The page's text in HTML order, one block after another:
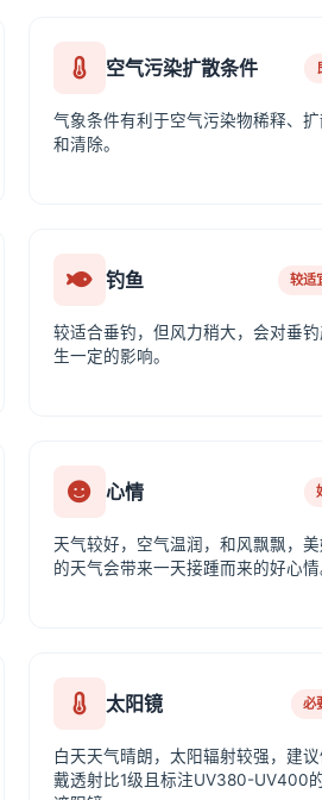
空气污染扩散条件
气象条件有利于空气污染物稀释、扩
和清除。
钓鱼 较适
较适合垂钓，但风力稍大，会对垂钓
生一定的影响。
心情
天气较好，空气温润，和风飘飘，美
的天气会带来一天接踵而来的好心情
太阳镜 必
白天天气晴朗，太阳辐射较强，建议
戴透射比1级且标注UV380-UV400